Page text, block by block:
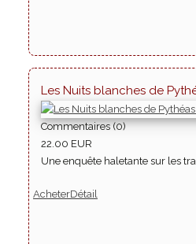
Les Nuits blanches de
Commentaires (0)
22.00 EUR
Une enquête haletante sur les
AcheterDétail